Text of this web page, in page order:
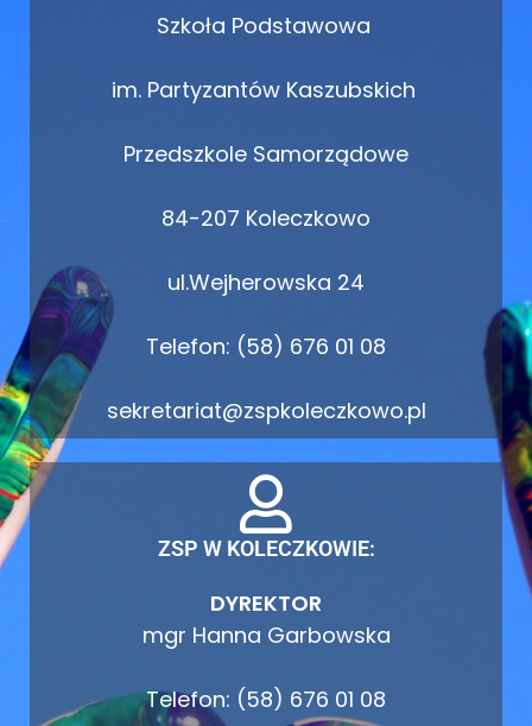
Szkoła Podstawowa
im. Partyzantów Kaszubskich
Przedszkole Samorządowe
84-207 Koleczkowo
ul.Wejherowska 24
Telefon: (58) 676 01 08
sekretariat@zspkoleczkowo.pl
ZSP W KOLECZKOWIE:
DYREKTOR
mgr Hanna Garbowska
Telefon: (58) 676 01 08